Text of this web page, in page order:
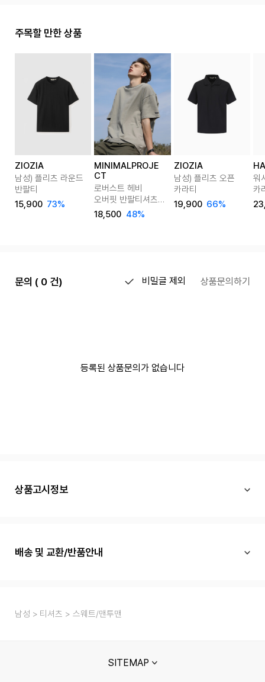
주목할 만한 상품
ZIOZIA
남성) 플리츠 라운드
반팔티
15,900 73%
MINIMALPROJE
CT
로버스트 헤비
오버핏 반팔티셔츠
MST127 8color
18,500 48%
ZIOZIA
남성) 플리츠 오픈
카라티
19,900 66%
워
카
문의 ( 0 건) 비밀글 제외 상품문의하기
등록된 상품문의가 없습니다
상품고시정보
배송 및 교환/반품안내
남성 티셔츠 스웨트/맨투맨
SITEMAP